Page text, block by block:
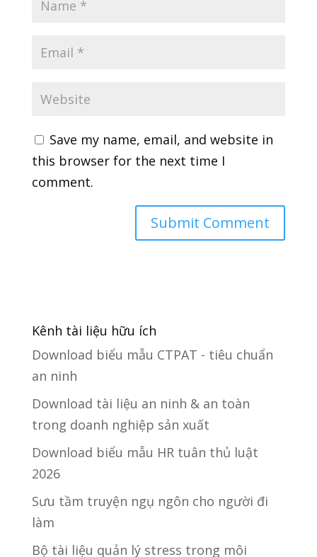
Save my name, email, and website in
this browser for the next time I
comment.
Kênh tài liệu hữu ích
Download biểu mẫu CTPAT - tiêu chuẩn
an ninh
Download tài liệu an ninh & an toàn
trong doanh nghiệp sản xuất
Download biểu mẫu HR tuân thủ luật
2026
Sưu tầm truyện ngụ ngôn cho người đi
làm
Bộ tài liệu quản lý stress trong môi